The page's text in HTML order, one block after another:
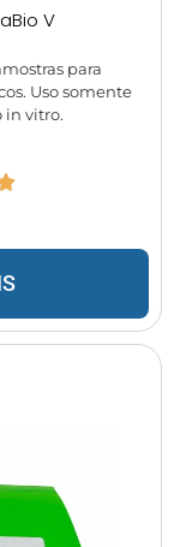
V
para
Uso somente
in vitro.